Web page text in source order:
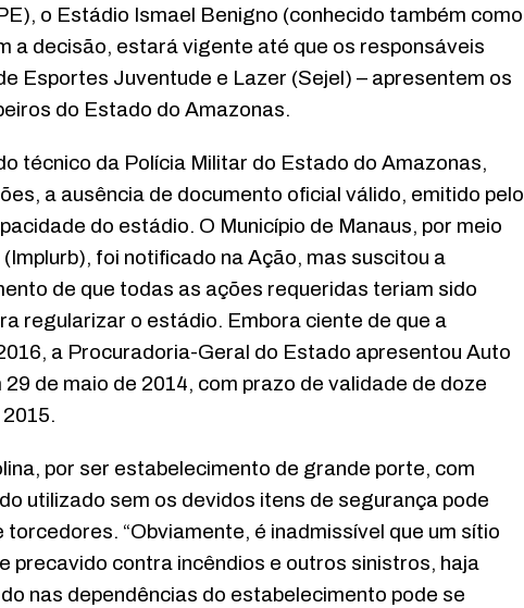
o Estádio Ismael Benigno (conhecido também como
a decisão, estará vigente até que os responsáveis
Esportes Juventude e Lazer (Sejel) – apresentem os
do Estado do Amazonas.
técnico da Polícia Militar do Estado do Amazonas,
a ausência de documento oficial válido, emitido pelo
do estádio. O Município de Manaus, por meio
foi notificado na Ação, mas suscitou a
de que todas as ações requeridas teriam sido
regularizar o estádio. Embora ciente de que a
a Procuradoria-Geral do Estado apresentou Auto
de maio de 2014, com prazo de validade de doze
por ser estabelecimento de grande porte, com
utilizado sem os devidos itens de segurança pode
“Obviamente, é inadmissível que um sítio
contra incêndios e outros sinistros, haja
nas dependências do estabelecimento pode se